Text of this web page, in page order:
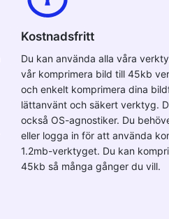
Kostnadsfritt
Du kan använda alla våra
vår komprimera bild till 45kb
och enkelt komprimera dina
lättanvänt och säkert verktyg.
också OS-agnostiker. Du
eller logga in för att använda
1.2mb-verktyget. Du kan
45kb så många gånger du vill.